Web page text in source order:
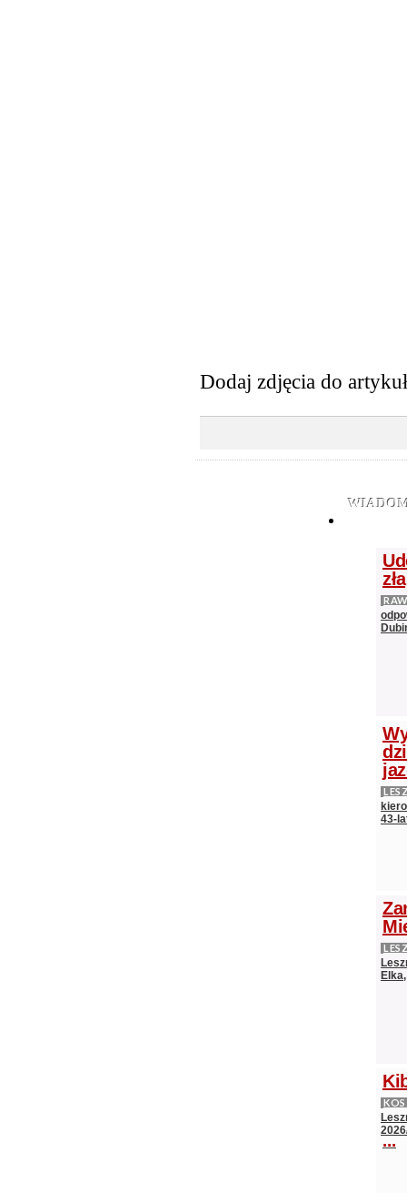
Dodaj zdjęcia do
43-
...